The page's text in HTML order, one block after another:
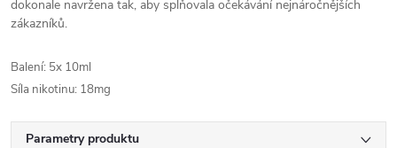
dokonale navržena tak, aby splňovala očekávání nejnáročnějších
zákazníků.
Balení: 5x 10ml
Síla nikotinu: 18mg
Parametry produktu